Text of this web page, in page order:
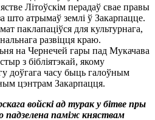
Літоўскім перадаў свае правы
што атрымаў землі ў Закарпацце.
паклапаціўся для культурнага,
развіцця краю.
на Чернечей гары пад Мукачава
з бібліятэкай, якому
доўгага часу быць галоўным
цэнтрам Закарпацця.
войскі ад турак у бітве пры
падзелена паміж княствам